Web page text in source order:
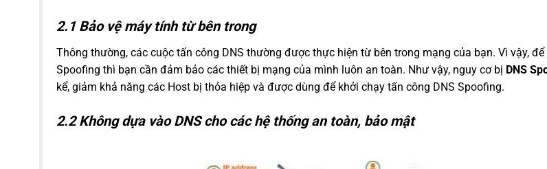
2.1 Bảo vệ máy tính từ bên trong
Thông thường, các cuộc tấn công DNS thường được thực hiện từ bên trong mạng của bạn. Vì vậy, để
Spoofing thì bạn cần đảm bảo các thiết bị mạng của mình luôn an toàn. Như vậy, nguy cơ bị DNS
kể, giảm khả năng các Host bị thỏa hiệp và được dùng để khởi chạy tấn công DNS Spoofing.
2.2 Không dựa vào DNS cho các hệ thống an toàn, bảo mật